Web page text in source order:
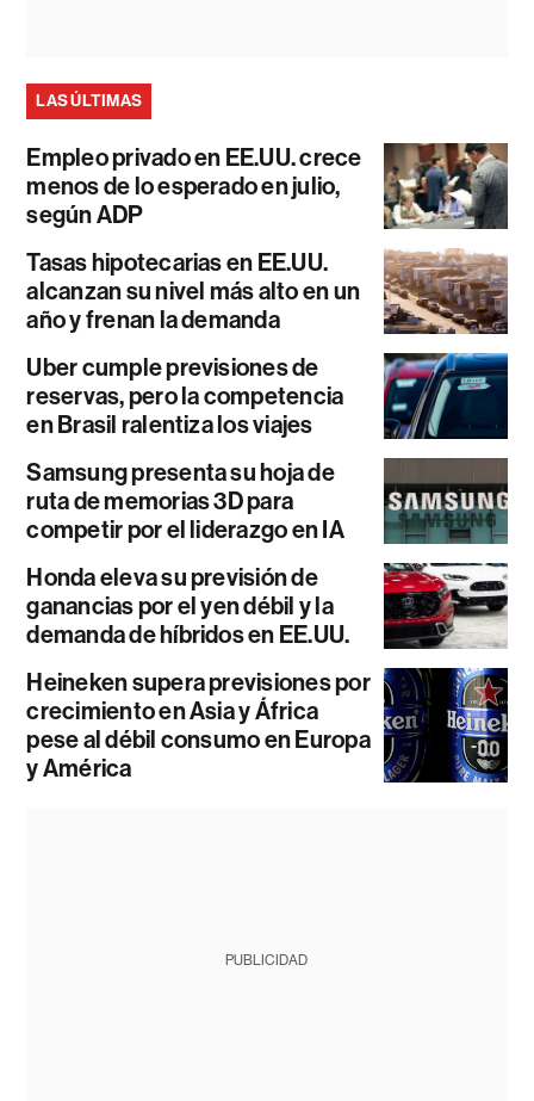
LAS ÚLTIMAS
Empleo privado en EE.UU. crece
menos de lo esperado en julio,
según ADP
Tasas hipotecarias en EE.UU.
alcanzan su nivel más alto en un
año y frenan la demanda
Uber cumple previsiones de
reservas, pero la competencia
en Brasil ralentiza los viajes
Samsung presenta su hoja de
ruta de memorias 3D para
competir por el liderazgo en IA
Honda eleva su previsión de
ganancias por el yen débil y la
demanda de híbridos en EE.UU.
Heineken supera previsiones por
crecimiento en Asia y África
pese al débil consumo en Europa
y América
PUBLICIDAD